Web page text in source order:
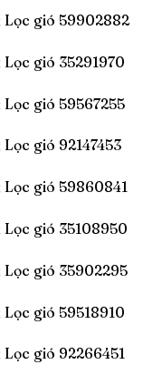
gió 59902882
gió 35291970
gió 59567255
gió 92147453
gió 59860841
gió 35108950
gió 35902295
gió 59518910
gió 92266451